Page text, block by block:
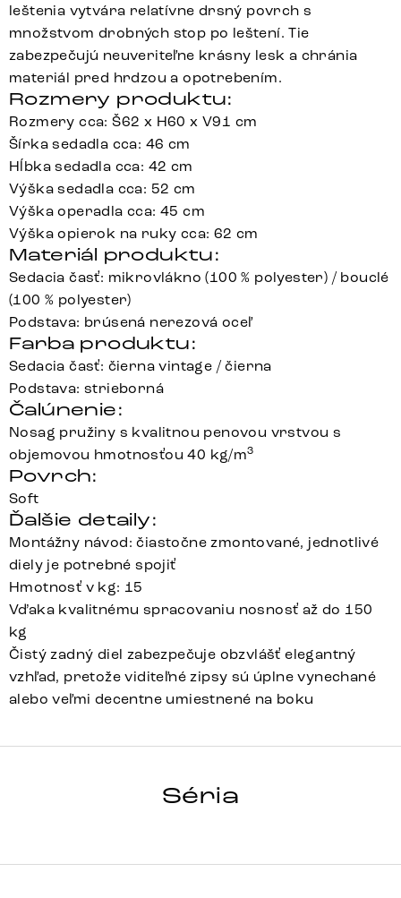
leštenia vytvára relatívne drsný povrch s
množstvom drobných stop po leštení. Tie
zabezpečujú neuveriteľne krásny lesk a chránia
materiál pred hrdzou a opotrebením.
Rozmery produktu:
Rozmery cca: Š62 x H60 x V91 cm
Šírka sedadla cca: 46 cm
Hĺbka sedadla cca: 42 cm
Výška sedadla cca: 52 cm
Výška operadla cca: 45 cm
Výška opierok na ruky cca: 62 cm
Materiál produktu:
Sedacia časť: mikrovlákno (100 % polyester) / bouclé
(100 % polyester)
Podstava: brúsená nerezová oceľ
Farba produktu:
Sedacia časť: čierna vintage / čierna
Podstava: strieborná
Čalúnenie:
Nosag pružiny s kvalitnou penovou vrstvou s
objemovou hmotnosťou 40 kg/m3
Povrch:
Soft
Ďalšie detaily:
Montážny návod: čiastočne zmontované, jednotlivé
diely je potrebné spojiť
Hmotnosť v kg: 15
Vďaka kvalitnému spracovaniu nosnosť až do 150
kg
Čistý zadný diel zabezpečuje obzvlášť elegantný
vzhľad, pretože viditeľné zipsy sú úplne vynechané
alebo veľmi decentne umiestnené na boku
Séria
ABELIA-FLEX